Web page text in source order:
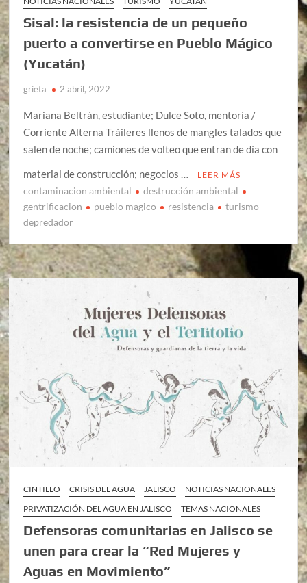
Sisal: la resistencia de un pequeño
puerto a convertirse en Pueblo Mágico
(Yucatán)
grieta 2 abril, 2022
Mariana Beltrán, estudiante; Dulce Soto, mentoría /
Corriente Alterna Tráileres llenos de mangles talados que
salen de noche; camiones de volteo que entran de día con
material de construcción; negocios …
LEER MÁS
contaminacion ambiental
destrucción ambiental
gentrificacion
pueblo magico resistencia
turismo
depredador
CINTILLO CRISIS DEL AGUA JALISCO
NOTICIAS NACIONALES
PRIVATIZACIÓN DEL AGUA EN JALISCO
TEMAS NACIONALES
Defensoras comunitarias en Jalisco se
unen para crear la “Red Mujeres y
Aguas en Movimiento”